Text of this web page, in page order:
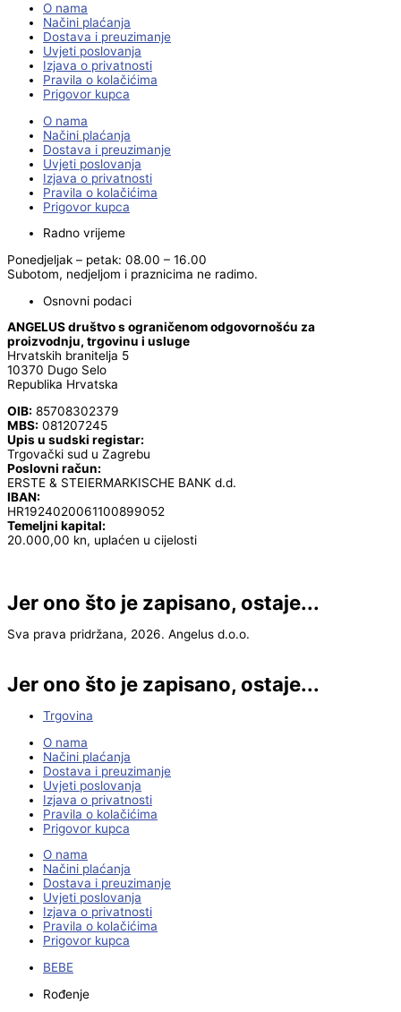
O nama
Načini plaćanja
Dostava i preuzimanje
Uvjeti poslovanja
Izjava o privatnosti
Pravila o kolačićima
Prigovor kupca
O nama
Načini plaćanja
Dostava i preuzimanje
Uvjeti poslovanja
Izjava o privatnosti
Pravila o kolačićima
Prigovor kupca
Radno vrijeme
Ponedjeljak – petak: 08.00 – 16.00
Subotom, nedjeljom i praznicima ne radimo.
Osnovni podaci
ANGELUS društvo s ograničenom odgovornošću za
proizvodnju, trgovinu i usluge
Hrvatskih branitelja 5
10370 Dugo Selo
Republika Hrvatska
OIB: 85708302379
MBS: 081207245
Upis u sudski registar:
Trgovački sud u Zagrebu
Poslovni račun:
ERSTE & STEIERMARKISCHE BANK d.d.
IBAN:
HR1924020061100899052
Temeljni kapital:
20.000,00 kn, uplaćen u cijelosti
Jer ono što je zapisano, ostaje...
Sva prava pridržana, 2026. Angelus d.o.o.
Jer ono što je zapisano, ostaje...
Trgovina
O nama
Načini plaćanja
Dostava i preuzimanje
Uvjeti poslovanja
Izjava o privatnosti
Pravila o kolačićima
Prigovor kupca
O nama
Načini plaćanja
Dostava i preuzimanje
Uvjeti poslovanja
Izjava o privatnosti
Pravila o kolačićima
Prigovor kupca
BEBE
Rođenje